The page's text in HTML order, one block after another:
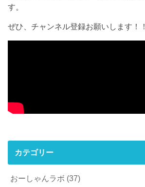
す。
ぜひ、チャンネル登録お願いします！！
カテゴリー
おーしゃんラボ (37)